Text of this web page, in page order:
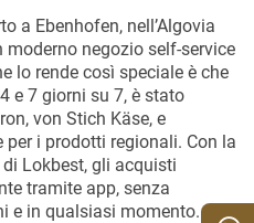
a Ebenhofen, nell’Algovia
moderno negozio self-service
lo rende così speciale è che
e 7 giorni su 7, è stato
von Stich Käse, e
i prodotti regionali. Con la
Lokbest, gli acquisti
tramite app, senza
e in qualsiasi momento.